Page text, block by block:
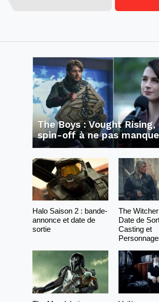
The Boys : Vought Rising,
spin-off à ne pas
Halo Saison 2 : bande-
annonce et date de
sortie
The
Date de
Casting et